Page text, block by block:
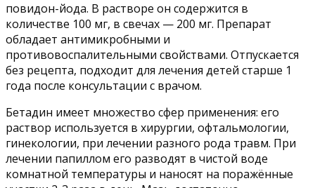
повидон-йода. В растворе он содержится в
количестве 100 мг, в свечах — 200 мг. Препарат
обладает антимикробными и
противовоспалительными свойствами. Отпускается
без рецепта, подходит для лечения детей старше 1
года после консультации с врачом.
Бетадин имеет множество сфер применения: его
раствор используется в хирургии, офтальмологии,
гинекологии, при лечении разного рода травм. При
лечении папиллом его разводят в чистой воде
комнатной температуры и наносят на поражённые